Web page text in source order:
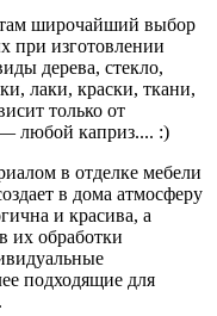
широчайший выбор
при изготовлении
дерева, стекло,
лаки, краски, ткани,
только от
— любой каприз.... :)
в отделке мебели
в дома атмосферу
и красива, а
их обработки
подходящие для